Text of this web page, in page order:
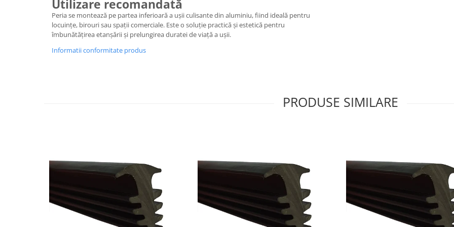
Utilizare recomandată
Peria se montează pe partea inferioară a ușii culisante din aluminiu, fiind ideală pentru
locuințe, birouri sau spații comerciale. Este o soluție practică și estetică pentru
îmbunătățirea etanșării și prelungirea duratei de viață a ușii.
Informatii conformitate produs
PRODUSE SIMILARE